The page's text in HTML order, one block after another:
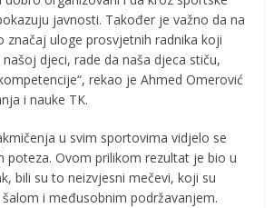
javnosti. Također je važno da na
značaj uloge prosvjetnih radnika koji
djeci, rade da naša djeca stiču,
rekao je Ahmed Omerović
i nauke TK.
u svim sportovima vidjelo se
poteza. Ovom prilikom rezultat je bio u
bili su to neizvjesni mečevi, koji su
i međusobnim podržavanjem.